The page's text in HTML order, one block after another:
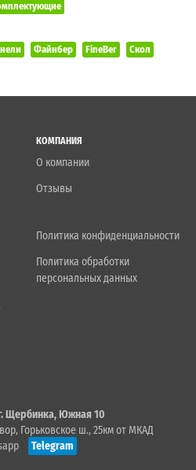
Файнбер FineBer Скол
КОМПАНИЯ
О компании
Отзывы
Политика конфиденциальности
Политика обработки
персональных данных
Щербинка, Южная 10
Горьковское ш., 25км от МКАД
Telegram